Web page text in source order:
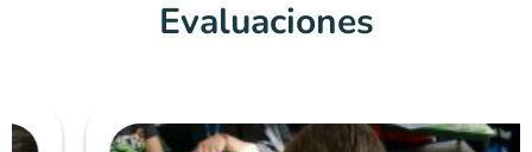
Evaluaciones